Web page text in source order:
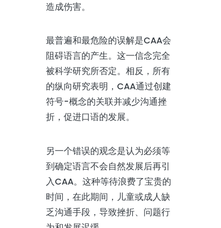
造成伤害。
最普遍和最危险的误解是CAA会
阻碍语言的产生。这一信念完全
被科学研究所否定。相反，所有
的纵向研究表明，CAA通过创建
符号-概念的关联并减少沟通挫
折，促进口语的发展。
另一个错误的观念是认为必须等
到确定语言不会自然发展后再引
入CAA。这种等待浪费了宝贵的
时间，在此期间，儿童或成人缺
乏沟通手段，导致挫折、问题行